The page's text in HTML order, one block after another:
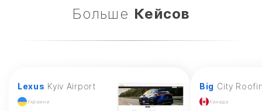
Больше Кейсов
Lexus Kyiv Airport
Украина
Big City
Канада